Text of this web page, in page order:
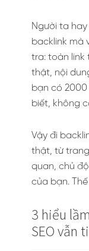
Người ta
backlink mà
tra: toàn link
thật, nội
bạn có 2000
biết, không
Vậy đi
thật, từ
quan, chủ
của bạn.
3 hiểu
SEO vẫn